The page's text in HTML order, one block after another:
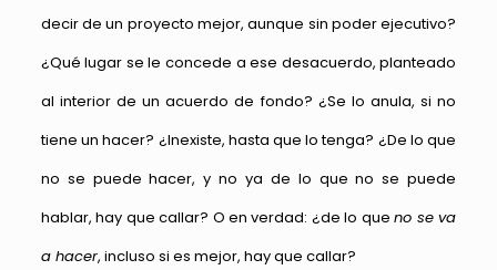
decir de un proyecto mejor, aunque sin poder ejecutivo?
¿Qué lugar se le concede a ese desacuerdo, planteado
al interior de un acuerdo de fondo? ¿Se lo anula, si no
tiene un hacer? ¿Inexiste, hasta que lo tenga? ¿De lo que
no se puede hacer, y no ya de lo que no se puede
hablar, hay que callar? O en verdad: ¿de lo queno se va
a hacer, incluso si es mejor, hay que callar?